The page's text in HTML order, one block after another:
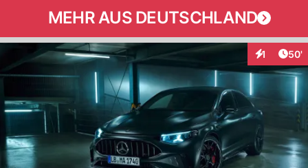
MEHR AUS DEUTSCHLAND
1 50'